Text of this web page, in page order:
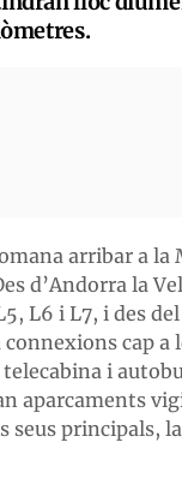
arribar a la
d’Andorra la
L6 i L7, i des
cap a
i
aparcaments
seus principals,